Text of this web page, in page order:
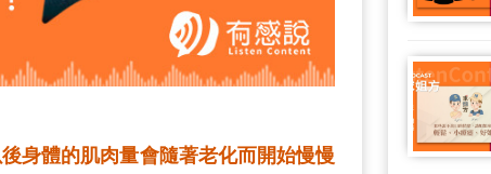
身體的肌肉量會隨著老化而開始慢慢